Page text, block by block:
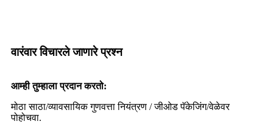
वारंवार विचारले जाणारे प्रश्न
आम्ही तुम्हाला प्रदान करतो:
मोठा साठा/व्यावसायिक गुणवत्ता नियंत्रण / जीओड पॅकेजिंग/वेळेवर
पोहोचवा.